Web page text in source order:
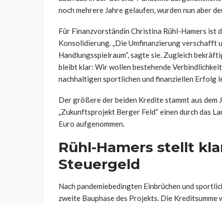
noch mehrere Jahre gelaufen, wurden nun aber
Für Finanzvorständin Christina Rühl-Hamers ist
Konsolidierung. „Die Umfinanzierung verschafft
Handlungsspielraum“, sagte sie. Zugleich
bleibt klar: Wir wollen bestehende
nachhaltigen sportlichen und finanziellen Erfolg
Der größere der beiden Kredite stammt aus dem
„Zukunftsprojekt Berger Feld“ einen durch das
Euro aufgenommen.
Rühl-Hamers stellt
Steuergeld
Nach pandemiebedingten Einbrüchen und
zweite Bauphase des Projekts. Die